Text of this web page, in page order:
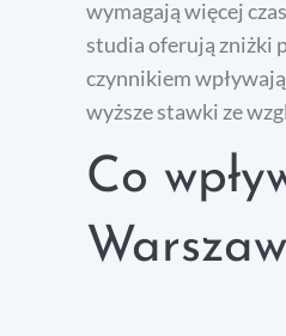
wymagają więcej
studia oferują zniżki
czynnikiem
wyższe stawki ze
Co